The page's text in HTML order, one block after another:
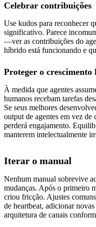
Celebrar contribuições
Use kudos para reconhecer
significativo. Parece
—ver as contribuições do
híbrido está funcionando e
Proteger o crescimento
À medida que agentes
humanos recebam tarefas
Se seus melhores
output de agentes em vez
perderá engajamento.
manterem intelectualmente
Iterar o manual
Nenhum manual sobrevive
mudanças. Após o primeiro
criou fricção. Ajustes
de heartbeat, adicionar
arquitetura de canais